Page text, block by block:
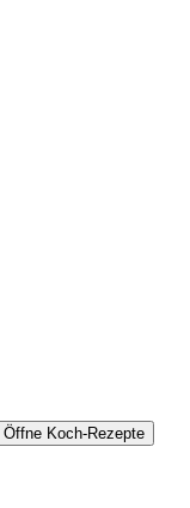
Öffne Koch-Rezepte